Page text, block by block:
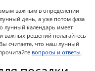
важным в определении
день, а уже потом фаза
лунный календарь имеет
важных решений полагайтесь
считаете, что наш лунный
вопросы и ответы